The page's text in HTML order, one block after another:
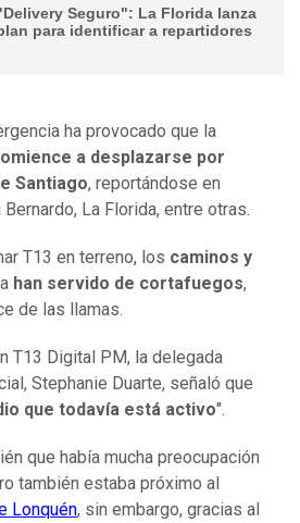
Seguro": La Florida lanza
para identificar a repartidores
ha provocado que la
a desplazarse por
Santiago, reportándose en
La Florida, entre otras.
T13 en terreno, los caminos y
han servido de cortafuegos,
de las llamas.
T13 Digital PM, la delegada
Stephanie Duarte, señaló que
que todavía está activo".
que había mucha preocupación
también estaba próximo al
Lonquén, sin embargo, gracias al